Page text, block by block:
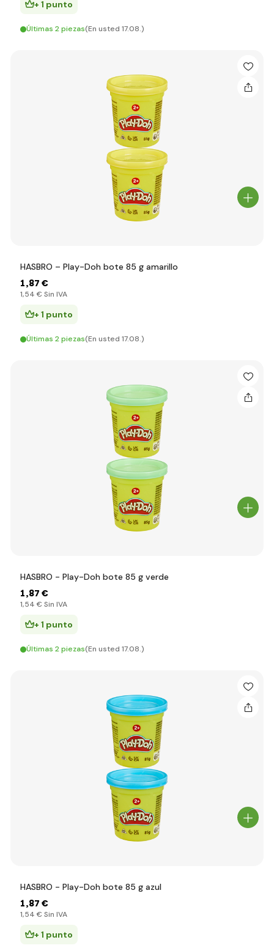
+ 1 punto
Últimas 2 piezas(En usted 17.08.)
HASBRO – Play-Doh bote 85 g amarillo
1,87 €
1,54 € Sin IVA
+ 1 punto
Últimas 2 piezas(En usted 17.08.)
HASBRO - Play-Doh bote 85 g verde
1,87 €
1,54 € Sin IVA
+ 1 punto
Últimas 2 piezas(En usted 17.08.)
HASBRO - Play-Doh bote 85 g azul
1,87 €
1,54 € Sin IVA
+ 1 punto